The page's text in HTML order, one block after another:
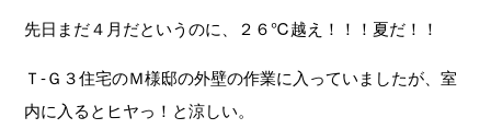
先日まだ４月だというのに、２６℃越え！！！夏だ！！
Ｔ-Ｇ３住宅のＭ様邸の外壁の作業に入っていましたが、室
内に入るとヒヤっ！と涼しい。